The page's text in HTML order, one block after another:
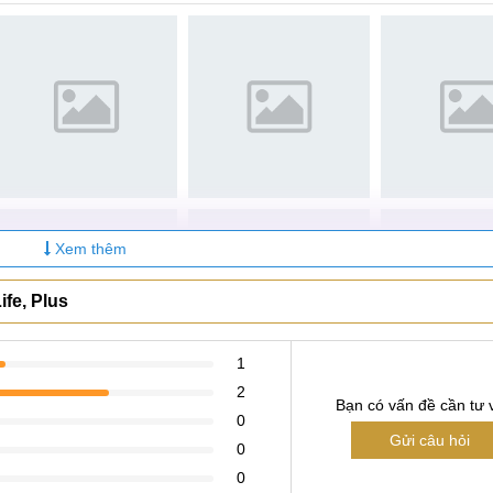
Xem thêm
Plus
1
2
0
0
0
Bạn có vấn đề cần tư
Gửi câu hỏi